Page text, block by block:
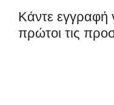
Κάντε εγγραφή
πρώτοι τις